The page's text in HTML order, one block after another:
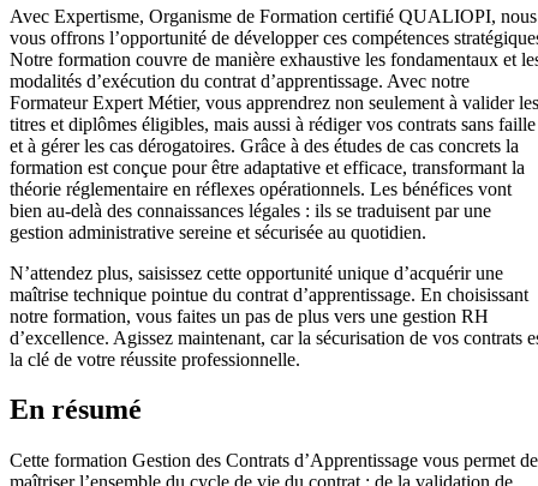
Avec Expertisme, Organisme de Formation certifié QUALIOPI, nous
vous offrons l’opportunité de développer ces compétences
Notre formation couvre de manière exhaustive les fondamentaux et
modalités d’exécution du contrat d’apprentissage. Avec notre
Formateur Expert Métier, vous apprendrez non seulement à valider les
titres et diplômes éligibles, mais aussi à rédiger vos contrats sans faille
et à gérer les cas dérogatoires. Grâce à des études de cas concrets la
formation est conçue pour être adaptative et efficace, transformant la
théorie réglementaire en réflexes opérationnels. Les bénéfices vont
bien au-delà des connaissances légales : ils se traduisent par une
gestion administrative sereine et sécurisée au quotidien.
N’attendez plus, saisissez cette opportunité unique d’acquérir une
maîtrise technique pointue du contrat d’apprentissage. En choisissant
notre formation, vous faites un pas de plus vers une gestion RH
d’excellence. Agissez maintenant, car la sécurisation de vos contrats
la clé de votre réussite professionnelle.
En résumé
Cette formation Gestion des Contrats d’Apprentissage vous permet de